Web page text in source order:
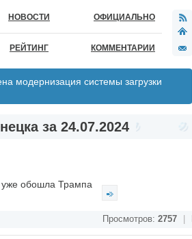
НОВОСТИ ОФИЦИАЛЬНО
РЕЙТИНГ КОММЕНТАРИИ
модернизация системы загрузки
за 24.07.2024
уже обошла Трампа
Просмотров: 2757